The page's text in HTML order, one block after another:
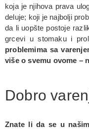
koja je njihova prava
deluje; koji je najbolji
da li uopšte postoje
grcevi u stomaku i
problemima sa
više o svemu ovome –
Dobro
Znate li da se u